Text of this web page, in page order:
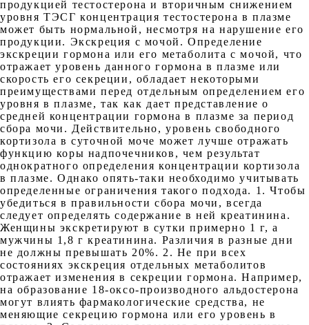
продукцией тестостерона и вторичным снижением
уровня ТЭСГ концентрация тестостерона в плазме
может быть нормальной, несмотря на нарушение его
продукции. Экскреция с мочой. Определение
экскреции гормона или его метаболита с мочой, что
отражает уровень данного гормона в плазме или
скорость его секреции, обладает некоторыми
преимуществами перед отдельным определением его
уровня в плазме, так как дает представление о
средней концентрации гормона в плазме за период
сбора мочи. Действительно, уровень свободного
кортизола в суточной моче может лучше отражать
функцию коры надпочечников, чем результат
однократного определения концентрации кортизола
в плазме. Однако опять-таки необходимо учитывать
определенные ограничения такого подхода. 1. Чтобы
убедиться в правильности сбора мочи, всегда
следует определять содержание в ней креатинина.
Женщины экскретируют в сутки примерно 1 г, а
мужчины 1,8 г креатинина. Различия в разные дни
не должны превышать 20%. 2. Не при всех
состояниях экскреция отдельных метаболитов
отражает изменения в секреции гормона. Например,
на образование 18-оксо-производного альдостерона
могут влиять фармакологические средства, не
меняющие секрецию гормона или его уровень в